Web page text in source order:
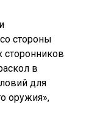
стороны
сторонников
в
для
оружия»,